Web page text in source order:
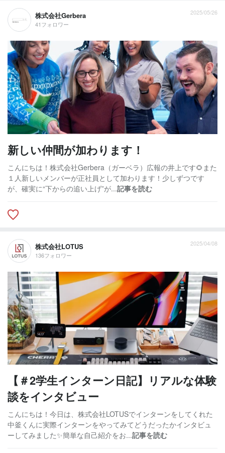
株式会社Gerbera
41フォロワー
2025/05/26
新しい仲間が加わります！
こんにちは！株式会社Gerbera（ガーベラ）広報の井上です🌻また
１人新しいメンバーが正社員として加わります！少しずつです
が、確実に“下からの追い上げ”が...記事を読む
株式会社LOTUS
136フォロワー
2025/04/08
【＃2学生インターン日記】リアルな体験
談をインタビュー
こんにちは！今日は、株式会社LOTUSでインターンをしてくれた
中釜くんに実際インターンをやってみてどうだったかインタビュ
ーしてみました✨簡単な自己紹介をお...記事を読む